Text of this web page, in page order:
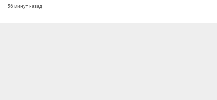
56 минут назад